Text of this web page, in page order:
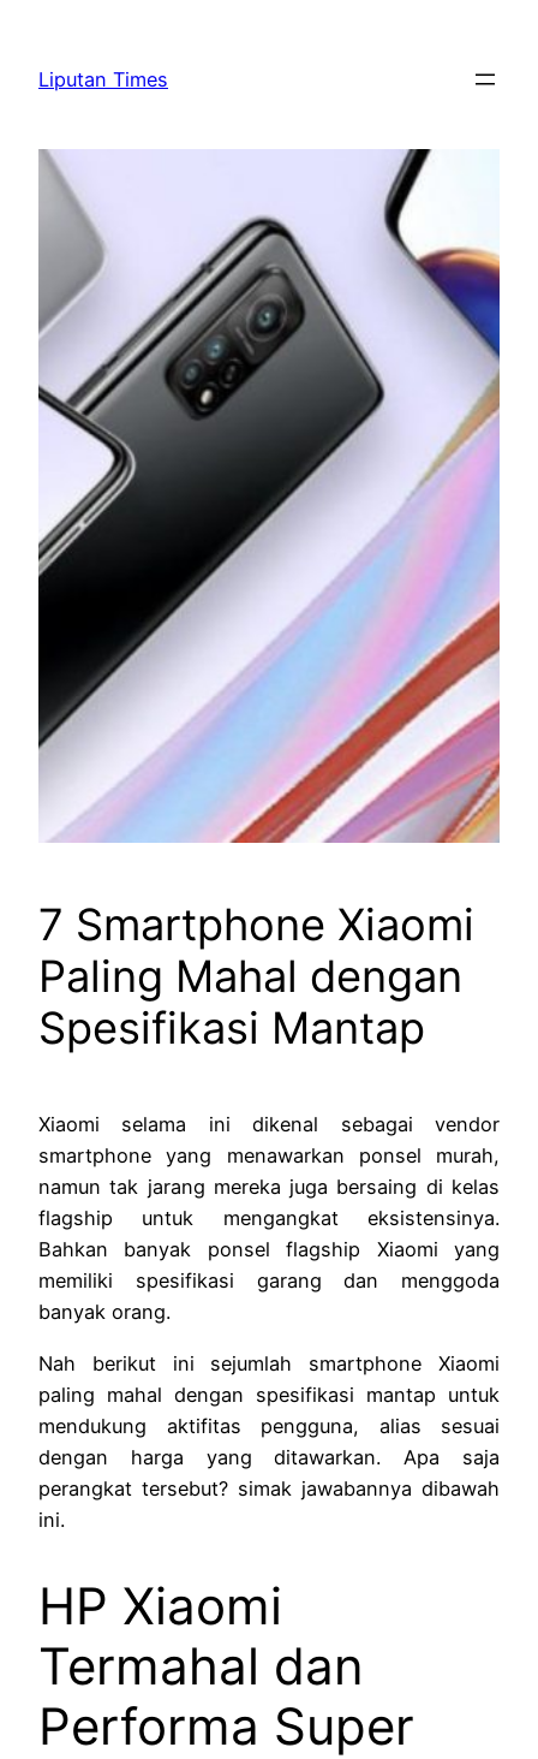
content
Liputan Times
7 Smartphone Xiaomi
Paling Mahal dengan
Spesifikasi Mantap
Xiaomi selama ini dikenal sebagai vendor
smartphone yang menawarkan ponsel murah,
namun tak jarang mereka juga bersaing di kelas
flagship untuk mengangkat eksistensinya.
Bahkan banyak ponsel flagship Xiaomi yang
memiliki spesifikasi garang dan menggoda
banyak orang.
Nah berikut ini sejumlah smartphone Xiaomi
paling mahal dengan spesifikasi mantap untuk
mendukung aktifitas pengguna, alias sesuai
dengan harga yang ditawarkan. Apa saja
perangkat tersebut? simak jawabannya dibawah
ini.
HP Xiaomi
Termahal dan
Performa Super